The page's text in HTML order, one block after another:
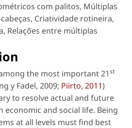
com palitos, Múltiplas
, Criatividade rotineira,
, Relações entre múltiplas
the most important 21st
y Fadel, 2009; Piirto, 2011)
to resolve actual and future
economic and social life. Being
at all levels must find best